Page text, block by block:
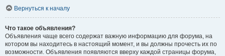
Вернуться к началу
Что такое объявления?
Объявления чаще всего содержат важную информацию для форума, на
котором вы находитесь в настоящий момент, и вы должны прочесть их по
возможности. Объявления появляются вверху каждой страницы форума,